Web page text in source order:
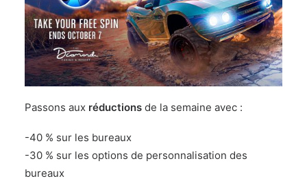
Passons aux réductions de la semaine avec :
-40 % sur les bureaux
-30 % sur les options de personnalisation des
bureaux